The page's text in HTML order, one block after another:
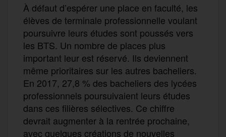
À défaut d’espérer une place en faculté, les
élèves de terminale professionnelle voulant
poursuivre leurs études sont poussés vers
les BTS. Un nombre de places plus
important leur est réservé. Ils deviennent
même prioritaires sur les autres bacheliers.
En 2017, 27,8 % des bacheliers des lycées
professionnels poursuivaient leurs études
dans ces filières sélectives. Ce chiffre
devrait augmenter à la rentrée prochaine,
avec quelques créations de nouvelles